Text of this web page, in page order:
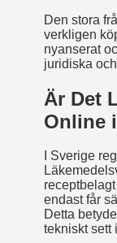
Den stora
verkligen
nyanserat
juridiska
Är Det
Online
I Sverige
endast får
Detta
tekniskt sett